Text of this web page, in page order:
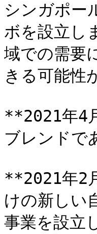
シンガポー
ボを設立し
域での需要
きる可能性
**2021年4
ブレンドで
**2021年2
けの新しい
事業を設立